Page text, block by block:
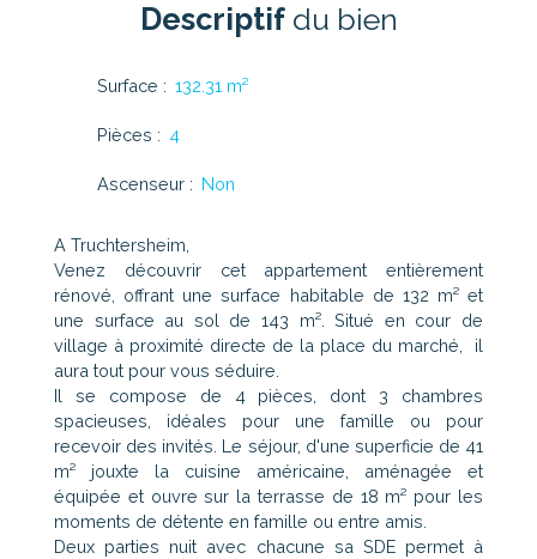
Descriptifdu bien
Surface : 132.31 m²
Pièces : 4
Ascenseur : Non
A Truchtersheim,
Venez découvrir cet appartement entièrement
rénové, offrant une surface habitable de 132 m² et
une surface au sol de 143 m². Situé en cour de
village à proximité directe de la place du marché, il
aura tout pour vous séduire.
Il se compose de 4 pièces, dont 3 chambres
spacieuses, idéales pour une famille ou pour
recevoir des invités. Le séjour, d'une superficie de 41
m² jouxte la cuisine américaine, aménagée et
équipée et ouvre sur la terrasse de 18 m² pour les
moments de détente en famille ou entre amis.
Deux parties nuit avec chacune sa SDE permet à